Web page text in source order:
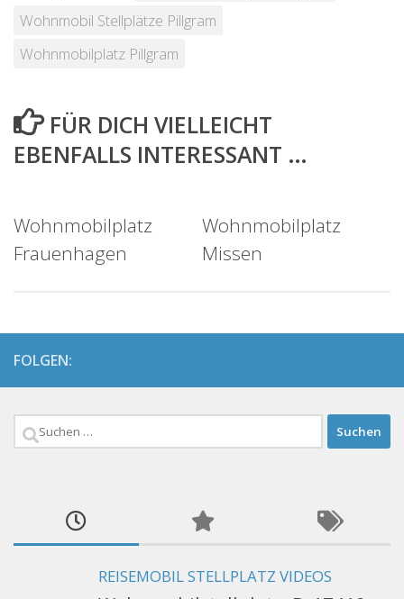
Wohnmobil Stellplätze Pillgram
Wohnmobilplatz Pillgram
FÜR DICH VIELLEICHT
EBENFALLS INTERESSANT …
Wohnmobilplatz
Frauenhagen
Wohnmobilplatz
Missen
FOLGEN:
Suchen
REISEMOBIL STELLPLATZ VIDEOS